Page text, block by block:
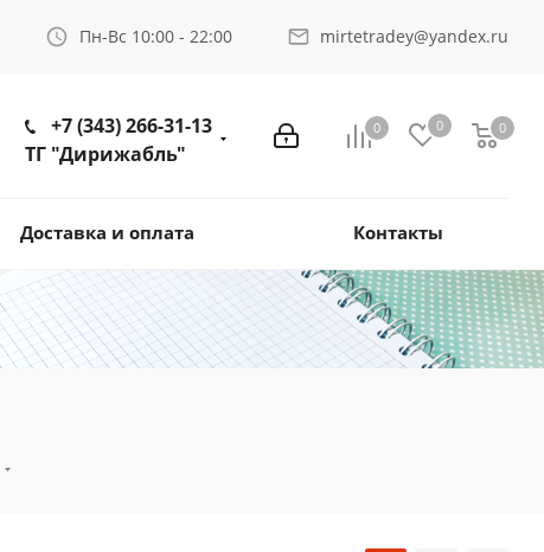
Пн-Вс 10:00 - 22:00 mirtetradey@yandex.ru
0 0 0
+7 (343) 266-31-13
ТГ "Дирижабль"
Доставка и оплата Контакты